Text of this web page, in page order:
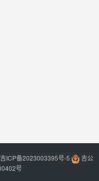
吉ICP备2023003395号-5
吉公
号